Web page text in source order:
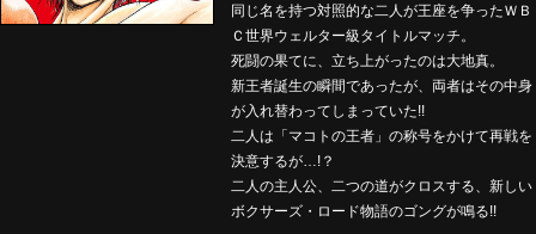
同じ名を持つ対照的な二人が王座を争ったＷＢ
Ｃ世界ウェルター級タイトルマッチ。
死闘の果てに、立ち上がったのは大地真。
新王者誕生の瞬間であったが、両者はその中身
が入れ替わってしまっていた!!
二人は「マコトの王者」の称号をかけて再戦を
決意するが…!？
二人の主人公、二つの道がクロスする、新しい
ボクサーズ・ロード物語のゴングが鳴る!!